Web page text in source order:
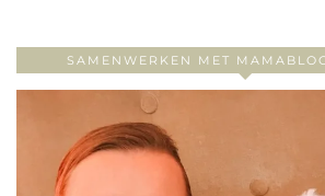
SAMENWERKEN MET